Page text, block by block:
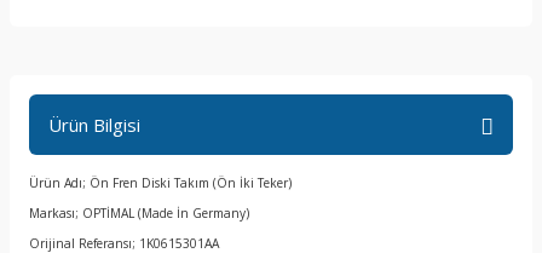
Ürün Bilgisi
Ürün Adı; Ön Fren Diski Takım (Ön İki Teker)
Markası; OPTİMAL (Made İn Germany)
Orijinal Referansı; 1K0615301AA